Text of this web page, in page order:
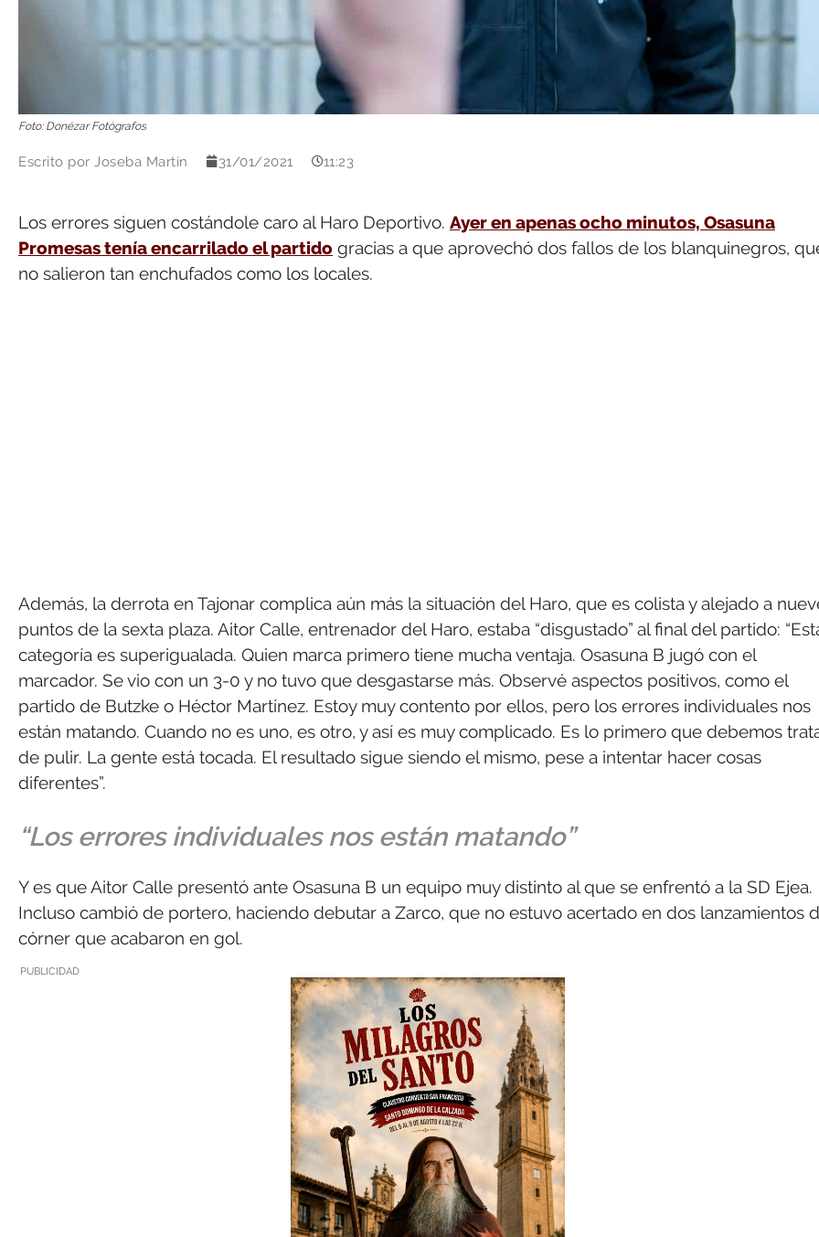
Foto: Donézar Fotógrafos
Escrito por Joseba Martín 31/01/2021 11:23
Los errores siguen costándole caro al Haro Deportivo. Ayer en apenas ocho minutos, Osasuna
Promesas tenía encarrilado el partido gracias a que aprovechó dos fallos de los blanquinegros,
no salieron tan enchufados como los locales.
Además, la derrota en Tajonar complica aún más la situación del Haro, que es colista y alejado a
puntos de la sexta plaza. Aitor Calle, entrenador del Haro, estaba “disgustado” al final del partido:
categoría es superigualada. Quien marca primero tiene mucha ventaja. Osasuna B jugó con el
marcador. Se vio con un 3-0 y no tuvo que desgastarse más. Observé aspectos positivos, como el
partido de Butzke o Héctor Martínez. Estoy muy contento por ellos, pero los errores individuales nos
están matando. Cuando no es uno, es otro, y así es muy complicado. Es lo primero que debemos
de pulir. La gente está tocada. El resultado sigue siendo el mismo, pese a intentar hacer cosas
diferentes”.
“Los errores individuales nos están matando”
Y es que Aitor Calle presentó ante Osasuna B un equipo muy distinto al que se enfrentó a la SD Ejea.
Incluso cambió de portero, haciendo debutar a Zarco, que no estuvo acertado en dos lanzamientos
córner que acabaron en gol.
PUBLICIDAD